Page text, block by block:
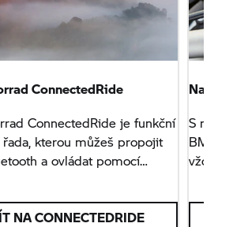
ConnectedRide
ConnectedRide je funkční
kterou můžeš propojit
a ovládat pomocí
NA CONNECTEDRIDE
S
BMW
vždy